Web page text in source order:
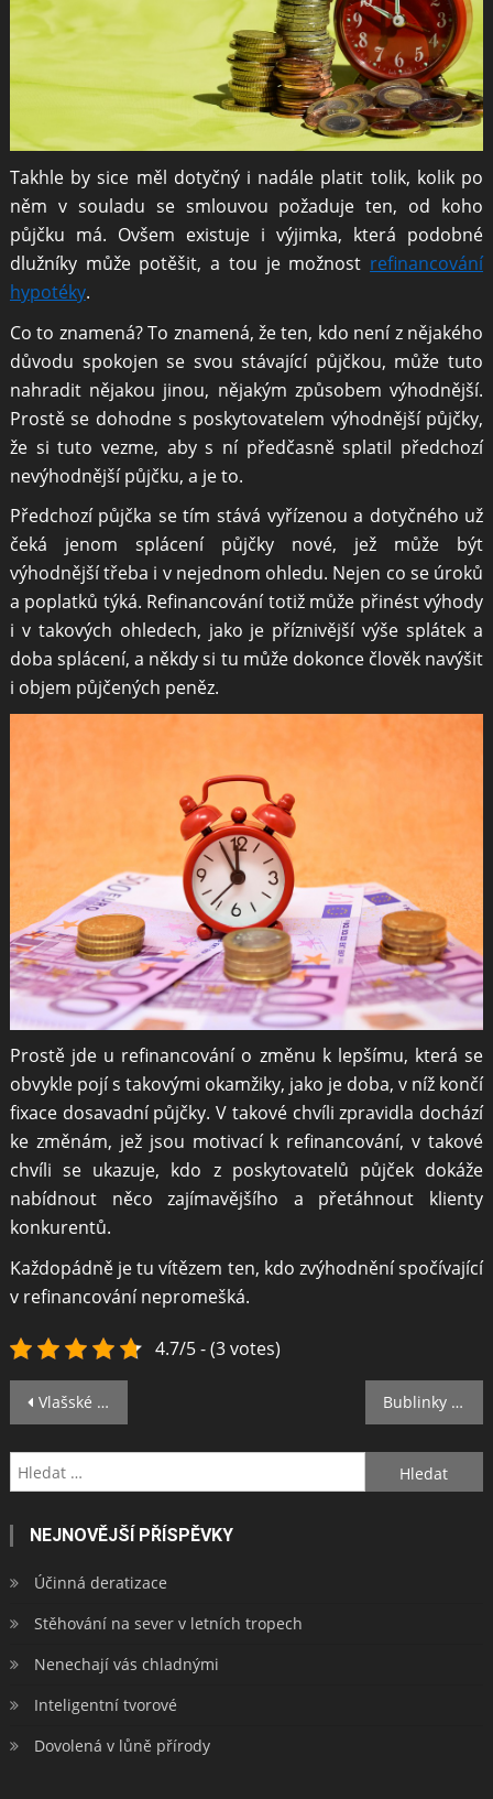
Takhle by sice měl dotyčný i nadále platit tolik, kolik po
něm v souladu se smlouvou požaduje ten, od koho
půjčku má. Ovšem existuje i výjimka, která podobné
dlužníky může potěšit, a tou je možnost refinancování
hypotéky.
Co to znamená? To znamená, že ten, kdo není z nějakého
důvodu spokojen se svou stávající půjčkou, může tuto
nahradit nějakou jinou, nějakým způsobem výhodnější.
Prostě se dohodne s poskytovatelem výhodnější půjčky,
že si tuto vezme, aby s ní předčasně splatil předchozí
nevýhodnější půjčku, a je to.
Předchozí půjčka se tím stává vyřízenou a dotyčného už
čeká jenom splácení půjčky nové, jež může být
výhodnější třeba i v nejednom ohledu. Nejen co se úroků
a poplatků týká. Refinancování totiž může přinést výhody
i v takových ohledech, jako je příznivější výše splátek a
doba splácení, a někdy si tu může dokonce člověk navýšit
i objem půjčených peněz.
Prostě jde u refinancování o změnu k lepšímu, která se
obvykle pojí s takovými okamžiky, jako je doba, v níž končí
fixace dosavadní půjčky. V takové chvíli zpravidla dochází
ke změnám, jež jsou motivací k refinancování, v takové
chvíli se ukazuje, kdo z poskytovatelů půjček dokáže
nabídnout něco zajímavějšího a přetáhnout klienty
konkurentů.
Každopádně je tu vítězem ten, kdo zvýhodnění spočívající
v refinancování nepromešká.
4.7/5 - (3 votes)
Navigace
pro
příspěvek
Vlašské ořechy před jídlem namáčejte Bublinky nepatří jen do šampaňského!
Vyhledávání
NEJNOVĚJŠÍ PŘÍSPĚVKY
Účinná deratizace
Stěhování na sever v letních tropech
Nenechají vás chladnými
Inteligentní tvorové
Dovolená v lůně přírody